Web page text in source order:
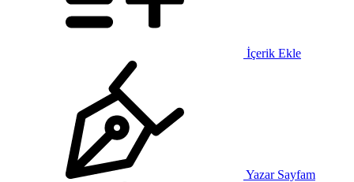
İçerik Ekle
Yazar Sayfam